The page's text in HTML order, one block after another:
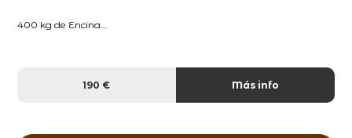
400 kg de Encina...
190 € Más info